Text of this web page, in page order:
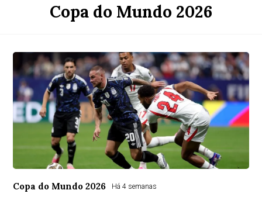
Copa do Mundo 2026
Copa do Mundo 2026 Há 4 semanas